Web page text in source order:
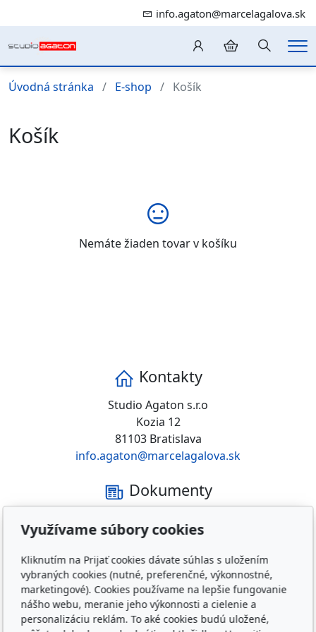
info.agaton@marcelagalova.sk
Hledání
Úvodná stránka E-shop Košík
Košík
Nemáte žiaden tovar v košíku
Kontakty
Studio Agaton s.r.o
Kozia 12
81103 Bratislava
info.agaton@marcelagalova.sk
Dokumenty
Doprava a platba
Záruka a reklamácia
Zásady spracovania osobných údajov
Etický kódex
Obľúbené odkazy
Využívame súbory cookies
Kliknutím na Prijať cookies dávate súhlas s uložením
vybraných cookies (nutné, preferenčné, výkonnostné,
marketingové). Cookies používame na lepšie fungovanie
nášho webu, meranie jeho výkonnosti a cielenie a
personalizáciu reklám. To aké cookies budú uložené,